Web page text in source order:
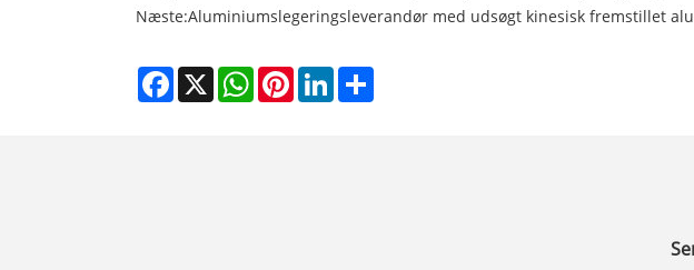
Næste:Aluminiumslegeringsleverandør med udsøgt kinesisk fremstillet
Facebook
X WhatsAppPinterestLinkedIn